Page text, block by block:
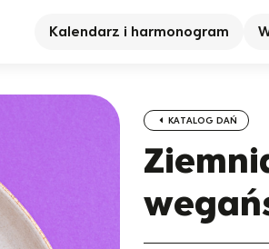
Kalendarz i harmonogram
KATALOG DAŃ